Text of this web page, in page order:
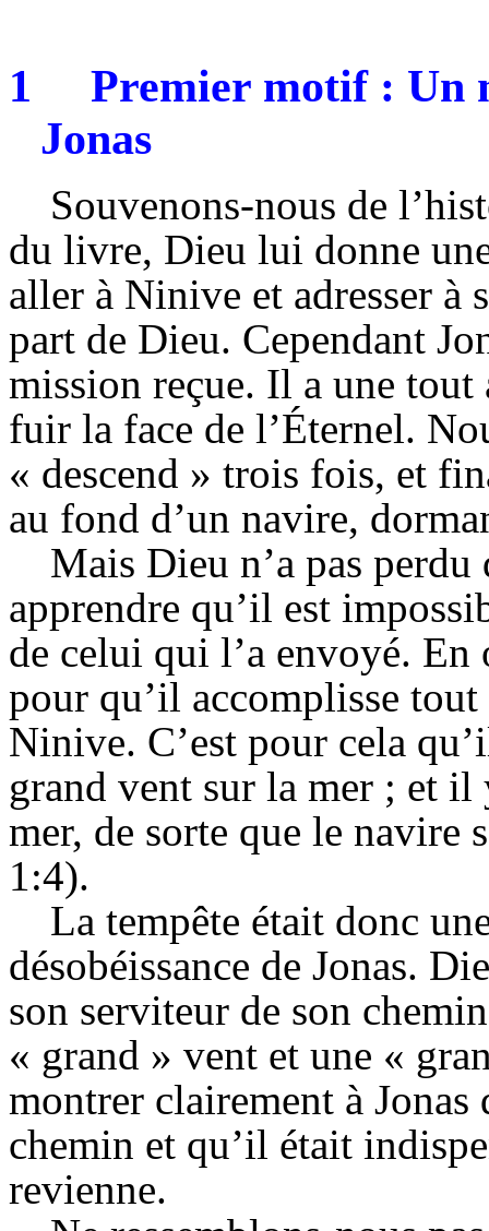
1
Premier motif : Un
Jonas
Souvenons-nous de
du livre, Dieu lui donne
aller à Ninive et adresser à
part de Dieu. Cependant
mission reçue. Il a une tout
fuir la face de l’Éternel.
« descend » trois fois, et
au fond d’un navire,
Mais Dieu n’a pas
apprendre qu’il est
de celui qui l’a envoyé. En
pour qu’il accomplisse
Ninive. C’est pour cela
grand vent sur la mer ; et il
mer, de sorte que le navire
1:4).
La tempête était donc
désobéissance de Jonas.
son serviteur de son
« grand » vent et une «
montrer clairement à
chemin et qu’il était
revienne.